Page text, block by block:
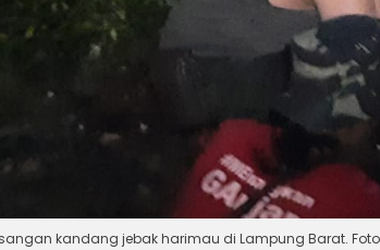
kandang jebak harimau di Lampung Barat. Foto: